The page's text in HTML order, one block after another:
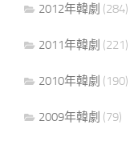
2012年韓劇 (284)
2011年韓劇 (221)
2010年韓劇 (190)
2009年韓劇 (79)